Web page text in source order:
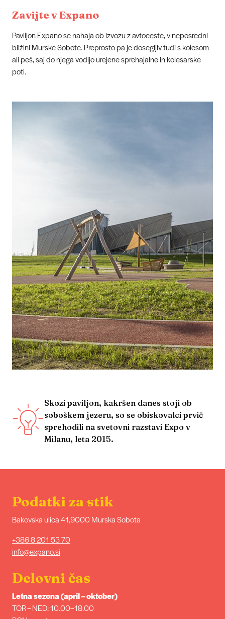
Zavijte v Expano
Paviljon Expano se nahaja ob izvozu z avtoceste, v neposredni
bližini Murske Sobote. Preprosto pa je dosegljiv tudi s kolesom
ali peš, saj do njega vodijo urejene sprehajalne in kolesarske
poti.
Skozi paviljon, kakršen danes stoji ob
soboškem jezeru, so se obiskovalci prvič
sprehodili na svetovni razstavi Expo v
Milanu, leta 2015.
Podatki za stik
Bakovska ulica 41,9000 Murska Sobota
+386 8 201 53 70
info@expano.si
Delovni čas
Letna sezona (april – oktober)
TOR – NED: 10.00–18.00